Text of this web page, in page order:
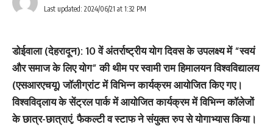
Last updated: 2024/06/21 at 1:32 PM
डोईवाला (देहरादून): 10 वें अंतर्राष्ट्रीय योग दिवस के उपलक्ष्य में “स्वयं
और समाज के लिए योग” की थीम पर स्वामी राम हिमालयन विश्वविद्यालय
(एसआरएचयू) जॉलीग्रांट में विभिन्न कार्यक्रम आयोजित किए गए।
विश्वविद्लाय के सेंट्रल पार्क में आयोजित कार्यक्रम में विभिन्न कॉलेजों
के छात्र-छात्राएं, फैकल्टी व स्टाफ ने संयुक्त रुप से योगाभ्यास किया।